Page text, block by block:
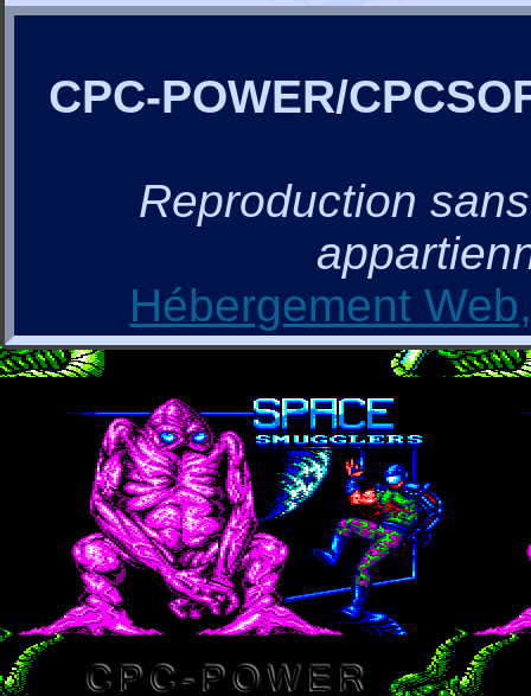
CPC-POWER/
Reproduction
Hébergement